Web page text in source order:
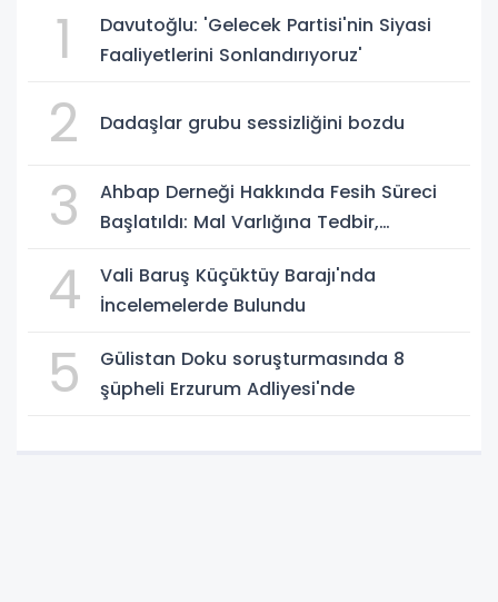
1
Davutoğlu: 'Gelecek Partisi'nin Siyasi
Faaliyetlerini Sonlandırıyoruz'
2 Dadaşlar grubu sessizliğini bozdu
3
Ahbap Derneği Hakkında Fesih Süreci
Başlatıldı: Mal Varlığına Tedbir,
4
Vali Baruş Küçüktüy Barajı'nda
İncelemelerde Bulundu
5
Gülistan Doku soruşturmasında 8
şüpheli Erzurum Adliyesi'nde